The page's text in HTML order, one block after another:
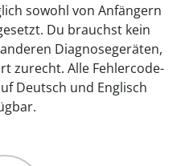
sowohl von Anfängern
Du brauchst kein
Diagnosegeräten,
zurecht. Alle Fehlercode-
Deutsch und Englisch